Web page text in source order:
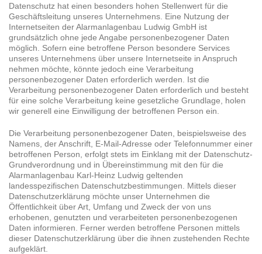
Datenschutz hat einen besonders hohen Stellenwert für die
Geschäftsleitung unseres Unternehmens. Eine Nutzung der
Internetseiten der Alarmanlagenbau Ludwig GmbH ist
grundsätzlich ohne jede Angabe personenbezogener Daten
möglich. Sofern eine betroffene Person besondere Services
unseres Unternehmens über unsere Internetseite in Anspruch
nehmen möchte, könnte jedoch eine Verarbeitung
personenbezogener Daten erforderlich werden. Ist die
Verarbeitung personenbezogener Daten erforderlich und besteht
für eine solche Verarbeitung keine gesetzliche Grundlage, holen
wir generell eine Einwilligung der betroffenen Person ein.
Die Verarbeitung personenbezogener Daten, beispielsweise des
Namens, der Anschrift, E-Mail-Adresse oder Telefonnummer einer
betroffenen Person, erfolgt stets im Einklang mit der Datenschutz-
Grundverordnung und in Übereinstimmung mit den für die
Alarmanlagenbau Karl-Heinz Ludwig geltenden
landesspezifischen Datenschutzbestimmungen. Mittels dieser
Datenschutzerklärung möchte unser Unternehmen die
Öffentlichkeit über Art, Umfang und Zweck der von uns
erhobenen, genutzten und verarbeiteten personenbezogenen
Daten informieren. Ferner werden betroffene Personen mittels
dieser Datenschutzerklärung über die ihnen zustehenden Rechte
aufgeklärt.